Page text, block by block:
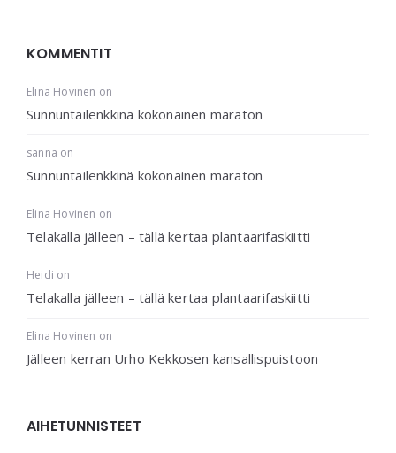
KOMMENTIT
Elina Hovinen on
Sunnuntailenkkinä kokonainen maraton
sanna on
Sunnuntailenkkinä kokonainen maraton
Elina Hovinen on
Telakalla jälleen – tällä kertaa plantaarifaskiitti
Heidi on
Telakalla jälleen – tällä kertaa plantaarifaskiitti
Elina Hovinen on
Jälleen kerran Urho Kekkosen kansallispuistoon
AIHETUNNISTEET